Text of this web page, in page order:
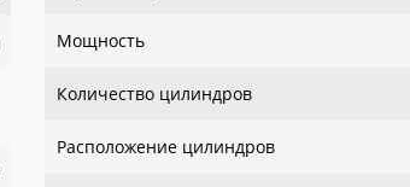
Мощность
Количество цилиндров
Расположение цилиндров